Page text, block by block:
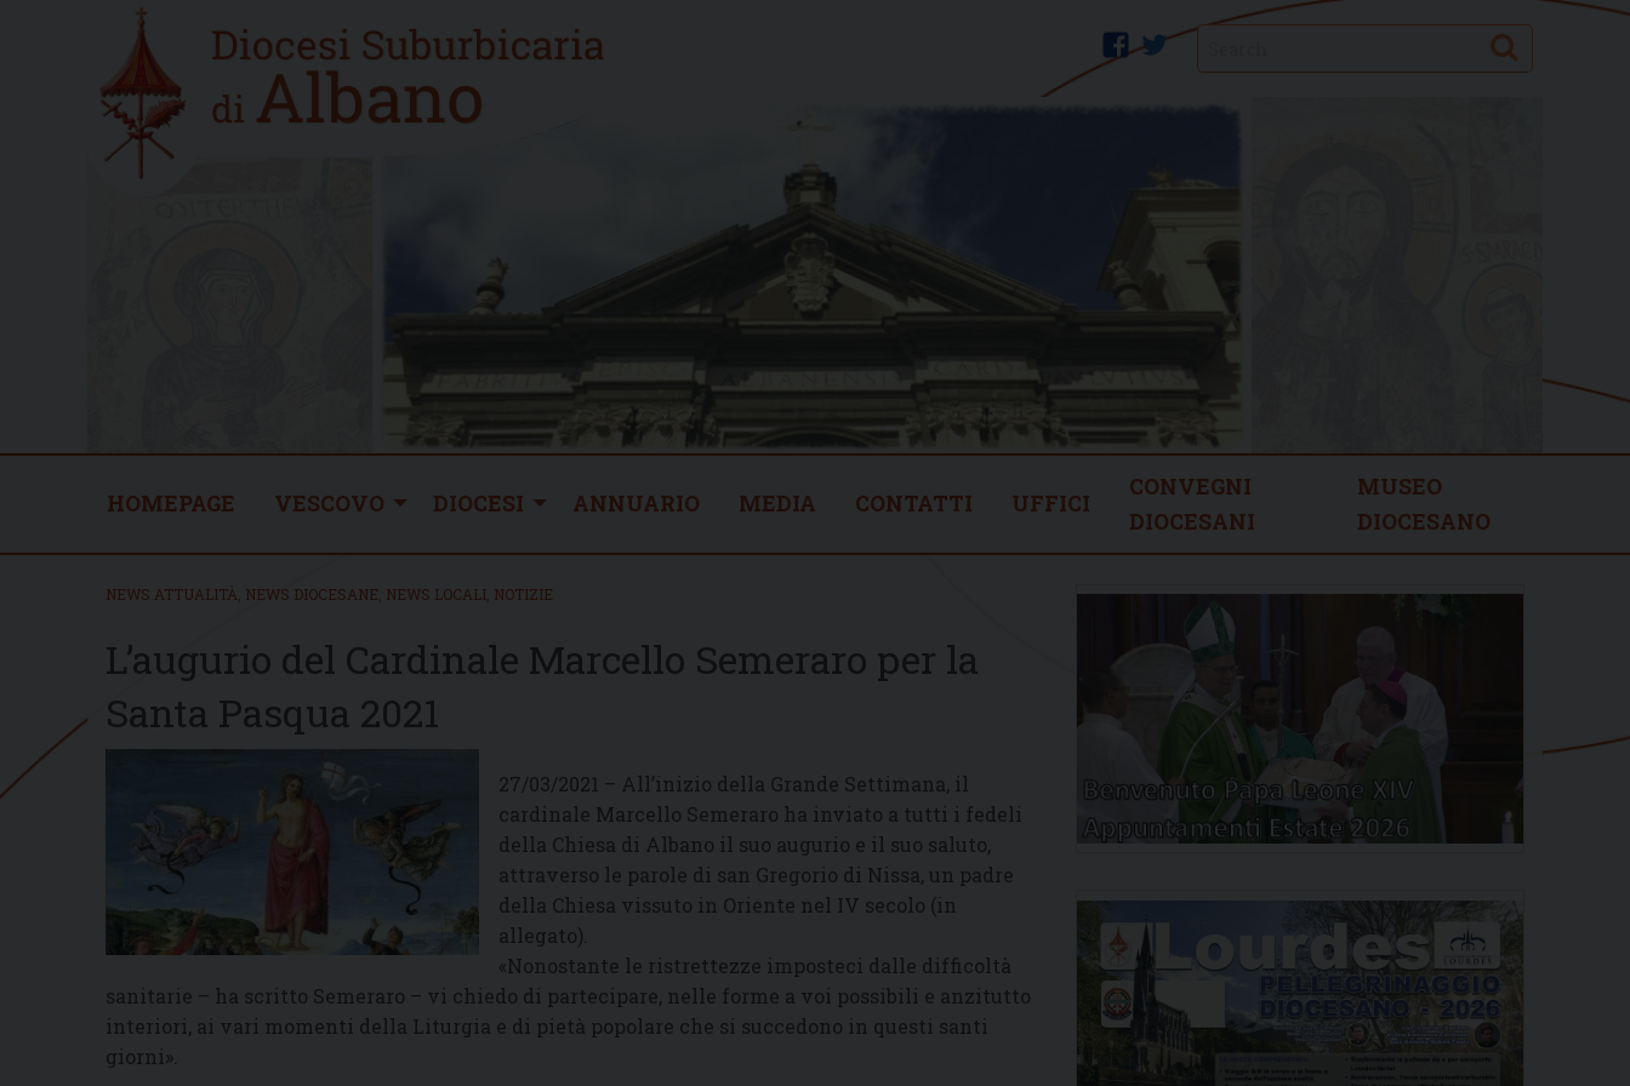
Home
new
twitter
facebook Search
HOMEPAGE VESCOVO DIOCESI ANNUARIO MEDIA CONTATTI UFFICI
CONVEGNI
DIOCESANI
MUSEO
DIOCESANO
NEWS ATTUALITÀ NEWS DIOCESANE NEWS LOCALI NOTIZIE
L’augurio del Cardinale Marcello Semeraro per la
Santa Pasqua 2021
27/03/2021 – All’inizio della Grande Settimana, il
cardinale Marcello Semeraro ha inviato a tutti i fedeli
della Chiesa di Albano il suo augurio e il suo saluto,
attraverso le parole di san Gregorio di Nissa, un padre
della Chiesa vissuto in Oriente nel IV secolo (in
allegato).
«Nonostante le ristrettezze imposteci dalle difficoltà
sanitarie – ha scritto Semeraro – vi chiedo di partecipare, nelle forme a voi possibili e anzitutto
interiori, ai vari momenti della Liturgia e di pietà popolare che si succedono in questi santi
giorni».